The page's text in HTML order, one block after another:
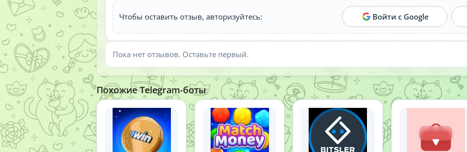
Чтобы оставить отзыв, авторизуйтесь: Войти с Google
Пока нет отзывов. Оставьте первый.
Похожие Telegram-боты